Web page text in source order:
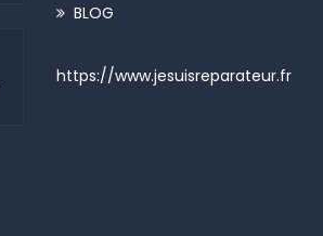
BLOG
https://www.jesuisreparateur.fr